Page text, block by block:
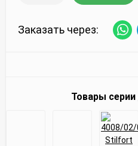
Заказать через:
Товары серии